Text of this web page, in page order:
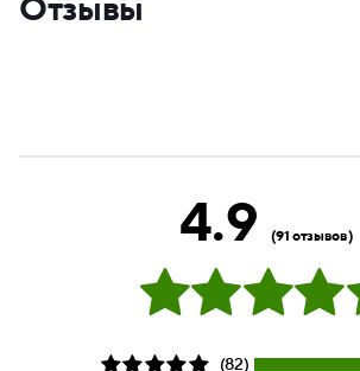
Отзывы
4.9 (91 отзывов)
(82)